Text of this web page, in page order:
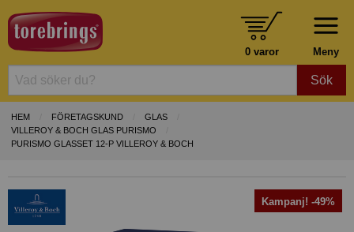
Meny
0 varor
Sök
HEM FÖRETAGSKUND
GLAS
VILLEROY & BOCH GLAS PURISMO
PURISMO GLASSET 12-P VILLEROY & BOCH
Kampanj! -49%